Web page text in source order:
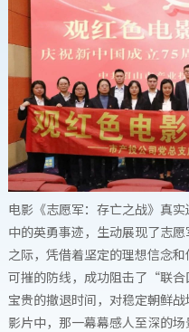
电影《志愿军：存亡之战》真
中的英勇事迹，生动展现了志
之际，凭借着坚定的理想信念
可摧的防线，成功阻击了“联
宝贵的撤退时间，对稳定朝鲜战
影片中，那一幕幕感人至深的